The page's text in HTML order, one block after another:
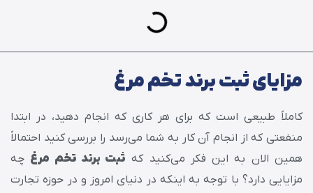
مزایای ثبت برند تخم مرغ
کاملاً طبیعی است که برای هر کاری که انجام دهید، در ابتدا
منفعتی که از انجام آن کار به شما می‌رسد را بررسی کنید احتمالاً
همین الان به این فکر می‌کنید که ثبت برند تخم مرغ چه
مزایایی دارد؟ با توجه به اینکه در دنیای امروز و در حوزه تجارت